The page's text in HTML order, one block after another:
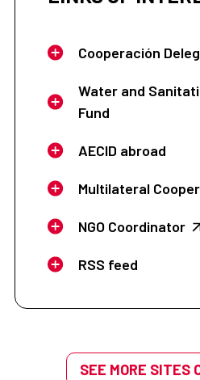
Cooperación
Water and
Fund
AECID abroad
Multilateral
NGO Coordinator
RSS feed
SEE MORE SITES